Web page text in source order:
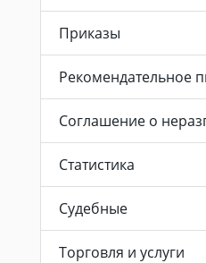
Приказы
Рекомендательное
Соглашение о
Статистика
Судебные
Торговля и услуги